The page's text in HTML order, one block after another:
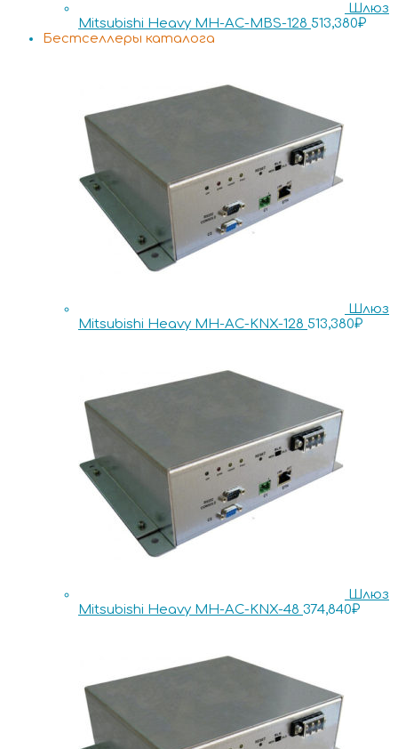
Шлюз
Mitsubishi Heavy MH-AC-MBS-128 513,380₽
Бестселлеры каталога
Шлюз
Mitsubishi Heavy MH-AC-KNX-128 513,380₽
Шлюз
Mitsubishi Heavy MH-AC-KNX-48 374,840₽